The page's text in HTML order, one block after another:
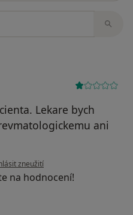
Lekare bych
ani
názoru uživatele BV
zneužití
na hodnocení!